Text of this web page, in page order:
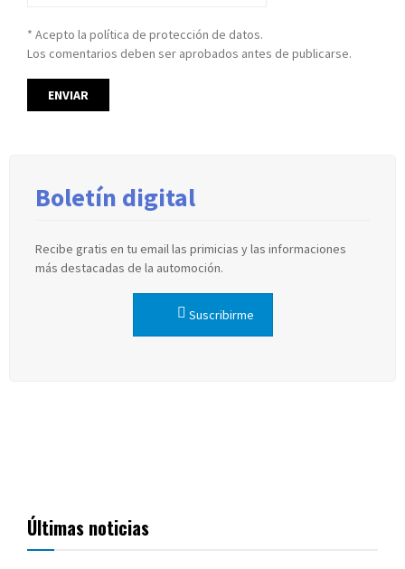
* Acepto la política de protección de datos.
Los comentarios deben ser aprobados antes de publicarse.
Boletín digital
Recibe gratis en tu email las primicias y las informaciones
más destacadas de la automoción.
Suscribirme
Últimas noticias